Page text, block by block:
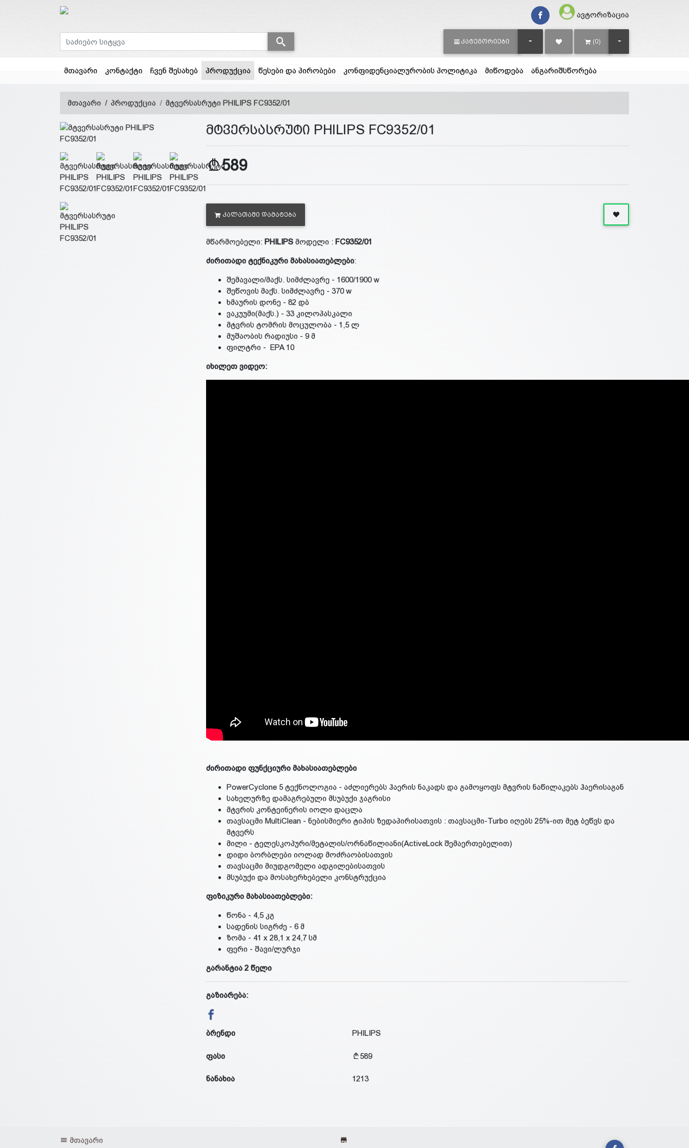
ავტორიზაცია
ᲙᲐᲢᲔᲒᲝᲠᲘᲔᲑᲘ TOGGLE DROPDOWN(0) TOGGLE DROPDOWN
მთავარი კონტაქტი ჩვენ შესახებ პროდუქცია(current)
წესები და პირობები კონფიდენციალურობის პოლიტიკა მიწოდება ანგარიშსწორება
მთავარი პროდუქცია მტვერსასრუტი PHILIPS FC9352/01
მტვერსასრუტი PHILIPS FC9352/01
589
ᲙᲐᲚᲐᲗᲐᲨᲘ ᲓᲐᲛᲐᲢᲔᲑᲐ
მწარმოებელი: PHILIPS მოდელი : FC9352/01
ძირითადი ტექნიკური მახასიათებლები:
შემავალი/მაქს. სიმძლავრე - 1600/1900 w
შეწოვის მაქს. სიმძლავრე - 370 w
ხმაურის დონე - 82 დბ
ვაკუუმი(მაქს.) - 33 კილოპასკალი
მტვრის ტომრის მოცულობა - 1,5 ლ
მუშაობის რადიუსი - 9 მ
ფილტრი - EPA 10
იხილეთ ვიდეო:
ძირითადი ფუნქციური მახასიათებლები
PowerCyclone 5 ტექნოლოგია - აძლიერებს ჰაერის ნაკადს და გამოყოფს მტვრის ნაწილაკებს ჰაერისაგან
სახელურზე დამაგრებული მსუბუქი ჯაგრისი
მტვრის კონტეინერის იოლი დაცლა
თავსაცმი MultiClean - ნებისმიერი ტიპის ზედაპირისათვის : თავსაცმი-Turbo იღებს 25%-ით მეტ ბეწვს და
მტვერს
მილი - ტელესკოპური/მეტალის/ორნაწილიანი(ActiveLock შემაერთებელით)
დიდი ბორბლები იოლად მოძრაობისათვის
თავსაცმი მიუდგომელი ადგილებისათვის
მსუბუქი და მოსახერხებელი კონსტრუქცია
ფიზიკური მახასიათებლები:
წონა - 4,5 კგ
სადენის სიგრძე - 6 მ
ზომა - 41 x 28,1 x 24,7 სმ
ფერი - შავი/ლურჯი
გარანტია 2 წელი
გაზიარება:
ბრენდი PHILIPS
ფასი 589
ნანახია 1213
მთავარი